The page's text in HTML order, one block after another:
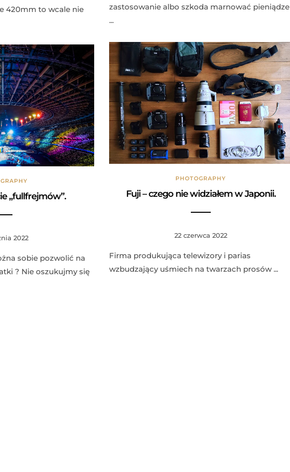
420mm to wcale nie
zastosowanie albo szkoda marnować pieniądze
...
PHOTOGRAPHY
Fuji – czego nie widziałem w Japonii.
22 czerwca 2022
Firma produkująca telewizory i parias
wzbudzający uśmiech na twarzach prosów ...
„fullfrejmów”.
2022
sobie pozwolić na
? Nie oszukujmy się